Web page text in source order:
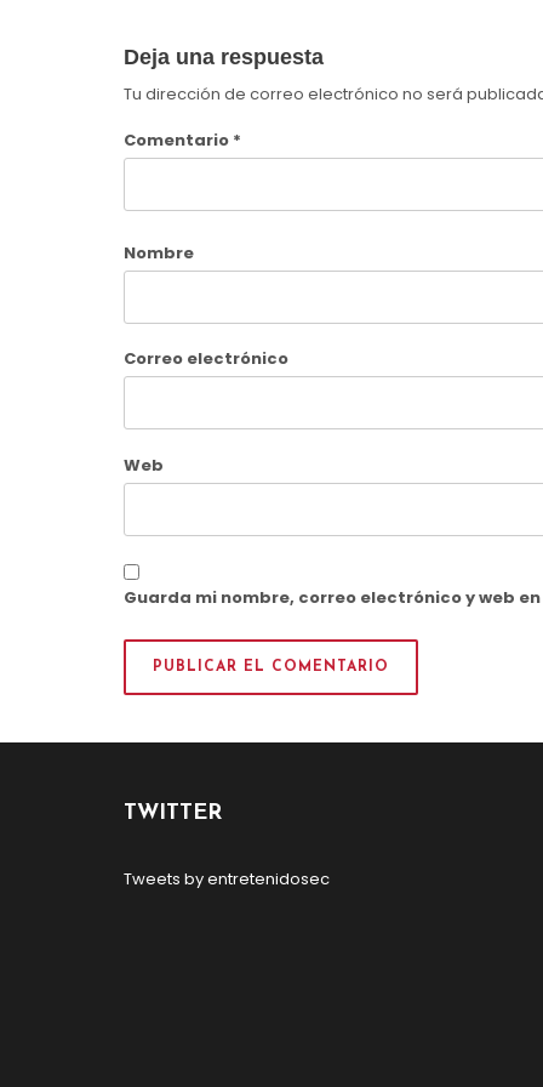
Deja una respuesta
Tu dirección de correo electrónico no será
Comentario *
Nombre
Correo electrónico
Web
Guarda mi nombre, correo electrónico y web
TWITTER
Tweets by entretenidosec